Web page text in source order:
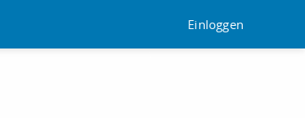
Einloggen